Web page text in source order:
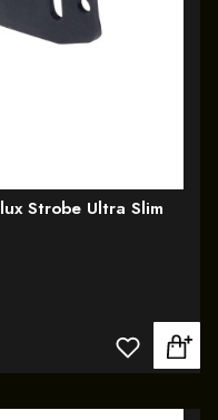
Strobe Ultra Slim